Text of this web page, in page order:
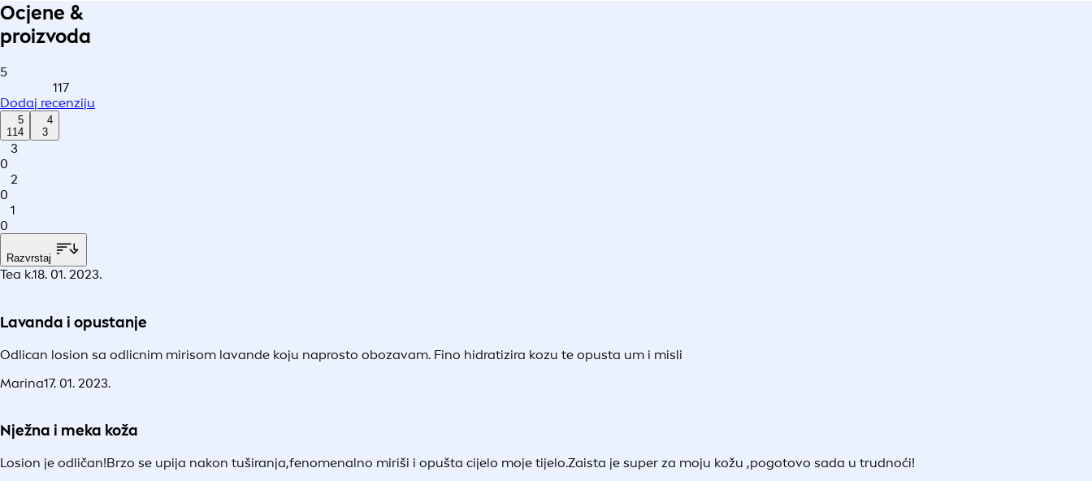
Ocjene &
proizvoda
5
117
Dodaj recenziju
5
114
4
3
3
0
2
0
1
0
Razvrstaj
Tea k.18. 01. 2023.
Lavanda i opustanje
Odlican losion sa odlicnim mirisom lavande koju naprosto obozavam. Fino hidratizira kozu te opusta um i misli
Marina17. 01. 2023.
Nježna i meka koža
Losion je odličan!Brzo se upija nakon tuširanja,fenomenalno miriši i opušta cijelo moje tijelo.Zaista je super za moju kožu ,pogotovo sada u trudnoći!